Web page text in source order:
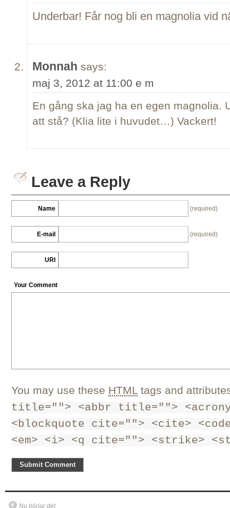
Underbar! Får nog bli en magnolia vid
Monnah says:
maj 3, 2012 at 11:00 e m
En gång ska jag ha en egen magnolia.
att stå? (Klia lite i huvudet…) Vackert!
Leave a Reply
Name (required)
E-mail (required)
URI
Your Comment
You may use these HTML tags and
title=""> <abbr title="">
<blockquote cite=""> <cite>
<em> <i> <q cite=""> <strike>
Nu börjar det